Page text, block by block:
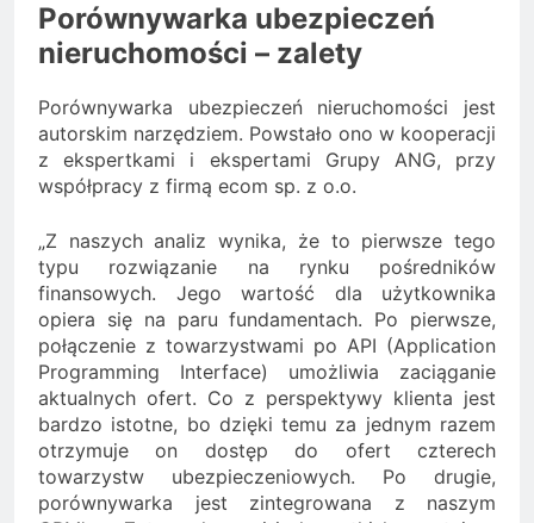
Porównywarka ubezpieczeń
nieruchomości – zalety
Porównywarka ubezpieczeń nieruchomości jest
autorskim narzędziem. Powstało ono w kooperacji
z ekspertkami i ekspertami Grupy ANG, przy
współpracy z firmą ecom sp. z o.o.
„Z naszych analiz wynika, że to pierwsze tego
typu rozwiązanie na rynku pośredników
finansowych. Jego wartość dla użytkownika
opiera się na paru fundamentach. Po pierwsze,
połączenie z towarzystwami po API (Application
Programming Interface) umożliwia zaciąganie
aktualnych ofert. Co z perspektywy klienta jest
bardzo istotne, bo dzięki temu za jednym razem
otrzymuje on dostęp do ofert czterech
towarzystw ubezpieczeniowych. Po drugie,
porównywarka jest zintegrowana z naszym